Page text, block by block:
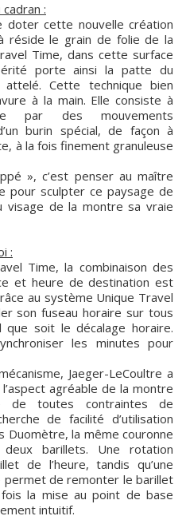
:
doter cette nouvelle création
réside le grain de folie de la
Time, dans cette surface
porte ainsi la patte du
Cette technique bien
à la main. Elle consiste à
par des mouvements
burin spécial, de façon à
à la fois finement granuleuse
», c’est penser au maître
pour sculpter ce paysage de
visage de la montre sa vraie
:
Time, la combinaison des
et heure de destination est
au système Unique Travel
son fuseau horaire sur tous
soit le décalage horaire.
les minutes pour
Jaeger-LeCoultre a
agréable de la montre
de toutes contraintes de
de facilité d’utilisation
Duomètre, la même couronne
barillets. Une rotation
de l’heure, tandis qu’une
permet de remonter le barillet
la mise au point de base
intuitif.